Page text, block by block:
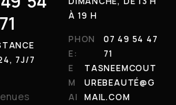
7J/7
À 19 H
PHON
E:
07 49 54 47
71
E
M
AI
TASNEEMCOUT
UREBEAUTÉ@G
MAIL.COM